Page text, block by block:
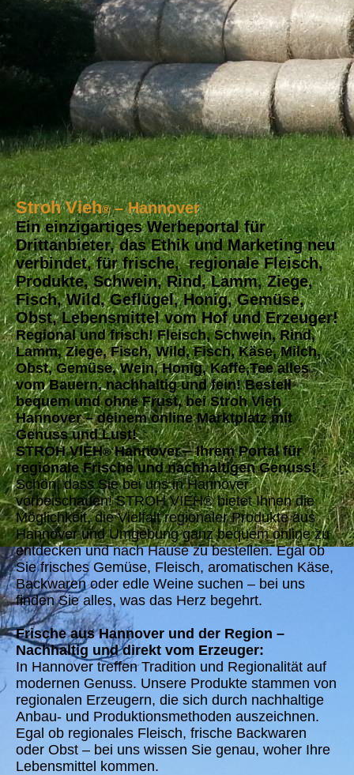
Stroh Vieh®– Hannover
Ein einzigartiges Werbeportal für
Drittanbieter, das Ethik und Marketing neu
verbindet, für frische, regionale Fleisch,
Produkte, Schwein, Rind, Lamm, Ziege,
Fisch, Wild, Geflügel, Honig, Gemüse,
Obst, Lebensmittel vom Hof und Erzeuger!
Regional und frisch! Fleisch, Schwein, Rind,
Lamm, Ziege, Fisch, Wild, Fisch, Käse, Milch,
Obst, Gemüse, Wein, Honig, Kaffe,Tee alles
vom Bauern, nachhaltig und fein! Bestell
bequem und ohne Frust, bei Stroh Vieh
Hannover – deinem online Marktplatz mit
Genuss und Lust!
STROH VIEH®Hannover – Ihrem Portal für
regionale Frische und nachhaltigen Genuss!
Schön, dass Sie bei uns in Hannover
vorbeischauen! STROH VIEH® bietet Ihnen die
Möglichkeit, die Vielfalt regionaler Produkte aus
Hannover und Umgebung ganz bequem online zu
entdecken und nach Hause zu bestellen. Egal ob
Sie frisches Gemüse, Fleisch, aromatischen Käse,
Backwaren oder edle Weine suchen – bei uns
finden Sie alles, was das Herz begehrt.
Frische aus Hannover und der Region –
Nachhaltig und direkt vom Erzeuger:
In Hannover treffen Tradition und Regionalität auf
modernen Genuss. Unsere Produkte stammen von
regionalen Erzeugern, die sich durch nachhaltige
Anbau- und Produktionsmethoden auszeichnen.
Egal ob regionales Fleisch, frische Backwaren
oder Obst – bei uns wissen Sie genau, woher Ihre
Lebensmittel kommen.